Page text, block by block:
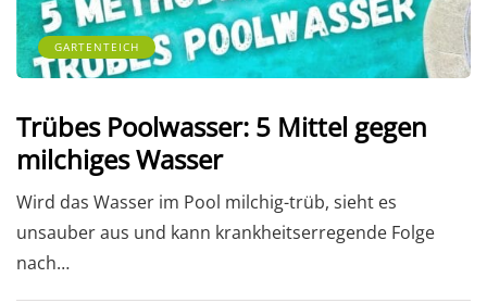
GARTENTEICH
Trübes Poolwasser: 5 Mittel gegen
milchiges Wasser
Wird das Wasser im Pool milchig-trüb, sieht es
unsauber aus und kann krankheitserregende Folge
nach…